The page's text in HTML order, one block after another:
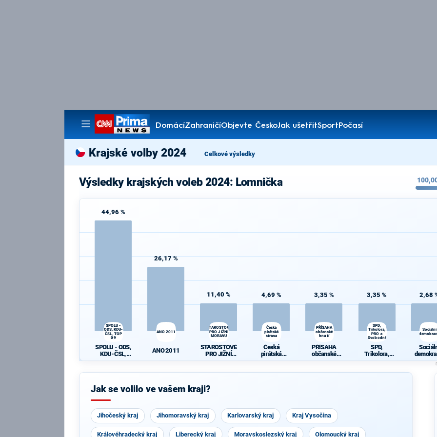
DomácíZahraničíObjevte ČeskoJak ušetřitSportPočasí
Pořady
Krajské volby 2024 Celkové výsledky
Výsledky krajských voleb 2024: Lomnička
44,96 %
SPOLU -
ODS, KDU-
ČSL, TOP
09
SPOLU - ODS,
KDU-ČSL,
26,17 %
ANO 2011
ANO 2011
11,40 %
STAROSTOVÉ
PRO JIŽNÍ
MORAVU
STAROSTOVÉ
PRO JIŽNÍ
4,69 %
Česká
pirátská
strana
Česká
pirátská
3,35 %
PŘÍSAHA
občanské
hnutí
PŘÍSAHA
občanské
3,35 %
SPD,
Trikolora,
PRO a
Svobodní
SPD,
Trikolora,
PRO a
2,68
Sociální
Jak se volilo ve vašem kraji?
Jihočeský kraj Jihomoravský kraj Karlovarský kraj Kraj Vysočina
Královéhradecký kraj Liberecký kraj Moravskoslezský kraj Olomoucký kraj